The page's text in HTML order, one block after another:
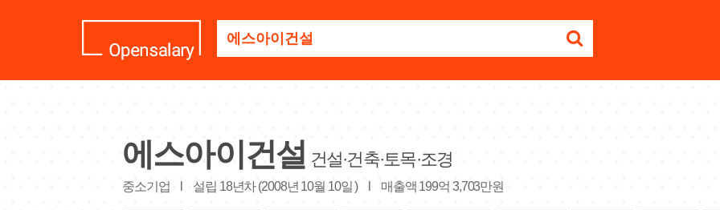
명
세
요
에스아이건설 건설·건축·토목·조경
중소기업 설립 18년차 (2008년 10월 10일 ) 매출액 199억 3,703만원